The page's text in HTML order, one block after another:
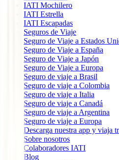
IATI Mochilero
IATI Estrella
IATI Escapadas
Seguros de Viaje
Seguro de Viaje a Estados
Seguro de Viaje a España
Seguro de Viaje a Japón
Seguro de Viaje a Europa
Seguro de viaje a Brasil
Seguro de viaje a Colombia
Seguro de viaje a Italia
Seguro de viaje a Canadá
Seguro de viaje a Argentina
Seguro de viaje a Europa
Descarga nuestra app y viaja
Sobre nosotros
Colaboradores IATI
Blog